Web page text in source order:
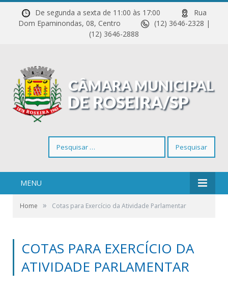
De segunda a sexta de 11:00 às 17:00
Rua
Dom Epaminondas, 08, Centro
(12) 3646-2328 |
(12) 3646-2888
por:
MENU
Home » Cotas para Exercício da Atividade Parlamentar
COTAS PARA EXERCÍCIO DA
ATIVIDADE PARLAMENTAR